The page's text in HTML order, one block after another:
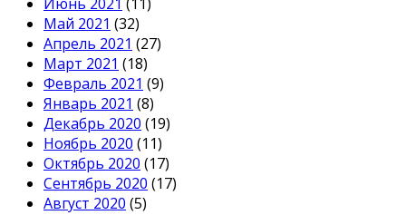
Май 2021 (32)
Апрель 2021 (27)
Март 2021 (18)
Февраль 2021 (9)
Январь 2021 (8)
Декабрь 2020 (19)
Ноябрь 2020 (11)
Октябрь 2020 (17)
Сентябрь 2020 (17)
Август 2020 (5)